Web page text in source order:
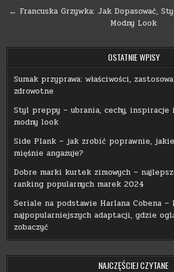
← Francuska Grzywka: Jak Dopasować,
Modny Look
OSTATNIE WPISY
Sumak przyprawa: właściwości,
zdrowotne
Styl preppy – ubrania, cechy,
modny look
Side Plank – jak zrobić poprawnie,
mięśnie angażuje?
Dobre marki kurtek zimowych –
ranking popularnych marek 2024
Seriale na podstawie Harlana Cobena
najpopularniejszych adaptacji, gdzie
zobaczyć
NAJCZĘŚCIEJ CZYTANE